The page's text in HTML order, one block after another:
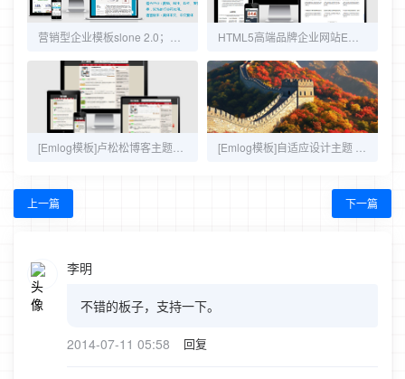
上一篇 下一篇
李明
不错的板子，支持一下。
2014-07-11 05:58 回复